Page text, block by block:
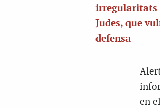
irregularitats
Judes, que
defensa
en